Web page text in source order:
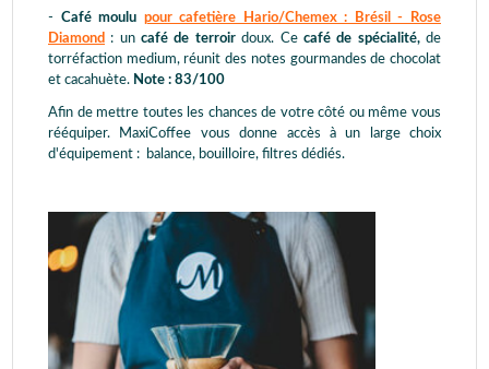
- Café moulu pour cafetière Hario/Chemex : Brésil - Rose
Diamond : uncafé de terroirdoux. Ce café de spécialité,de
torréfaction medium, réunit des notes gourmandes de chocolat
et cacahuète. Note : 83/100
Afin de mettre toutes les chances de votre côté ou même vous
rééquiper. MaxiCoffee vous donne accès à un large choix
d'équipement : balance, bouilloire, filtres dédiés.